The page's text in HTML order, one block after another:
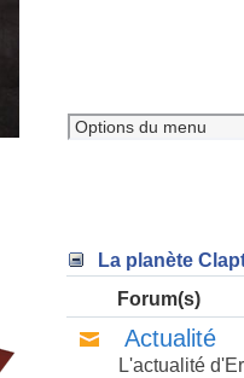
La planète
Forum(s)
Actualité
L'actualité